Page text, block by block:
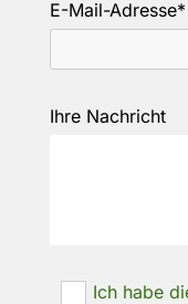
E-Mail-Adresse*
Ihre Nachricht
Ich habe